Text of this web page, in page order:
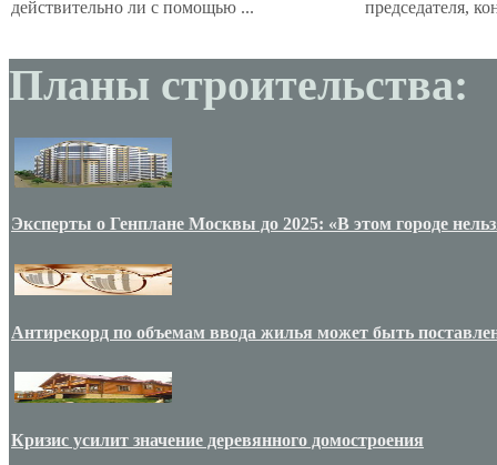
действительно ли с помощью ... председателя,
Планы строительства:
Эксперты о Генплане Москвы до 2025: «В этом городе
Антирекорд по объемам ввода жилья может быть
Кризис усилит значение деревянного домостроения